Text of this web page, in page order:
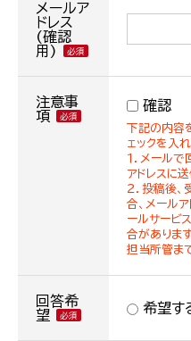
メールア
ドレス
(確認
用)
注意事
項
確認
下記の内容
ェックを入
１．メール
アドレスに送
２．投稿後
合、メール
ールサービ
合がありま
担当所管ま
回答希
望
希望す